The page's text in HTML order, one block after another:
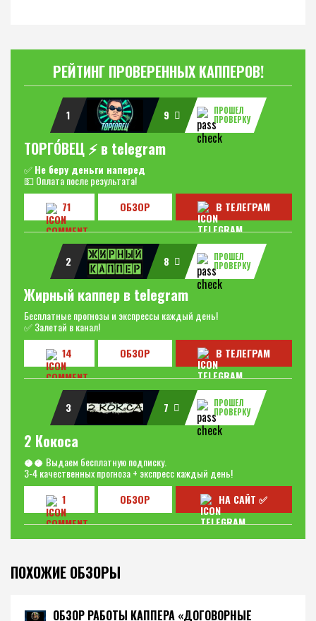
РЕЙТИНГ ПРОВЕРЕННЫХ КАППЕРОВ!
1 9
ПРОШЕЛ
ПРОВЕРКУ
ТОРГО́ВЕЦ ⚡️ в telegram
✅Не беру деньги наперед
💵 Оплата после результата!
71
ОБЗОР В ТЕЛЕГРАМ
2 8
ПРОШЕЛ
ПРОВЕРКУ
Жирный каппер в telegram
Бесплатные прогнозы и экспрессы каждый день!
✅ Залетай в канал!
14
ОБЗОР В ТЕЛЕГРАМ
3 7
ПРОШЕЛ
ПРОВЕРКУ
2 Кокоса
🥥🥥 Выдаем бесплатную подписку.
3-4 качественных прогноза + экспресс каждый день!
1
ОБЗОР НА САЙТ ✅
ПОХОЖИЕ ОБЗОРЫ
ОБЗОР РАБОТЫ КАППЕРА «ДОГОВОРНЫЕ